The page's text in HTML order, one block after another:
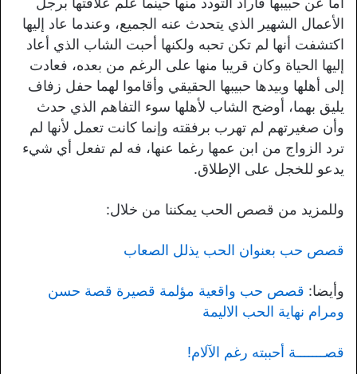
الأعمال الشهير الذي يتحدث عنه الجميع، وعندما عاد إليها
اكتشفت أنها لم تكن تحبه ولكنها أحبت الشاب الذي أعاد
إليها الحياة وكان قريبا منها على الرغم من بعده، فعادت
إلى أهلها وبيدها حبيبها الحقيقي وأقاموا لهما حفل زفاف
يليق بهما، أوضح الشاب لأهلها سوء التفاهم الذي حدث
وأن صغيرتهم لم تهرب برفقته وإنما كانت تعمل لأنها لم
ترد الزواج من ابن عمها رغما عنها، فه لم تفعل أي شيء
يدعو للخجل على الإطلاق.
وللمزيد من قصص الحب يمكننا من خلال:
قصص حب بعنوان الحب يذلل الصعاب
وأيضا: قصص حب واقعية مؤلمة قصيرة قصة حسن
ومرام نهاية الحب الاليمة
قصـــــــة أحببته رغم الآلام!